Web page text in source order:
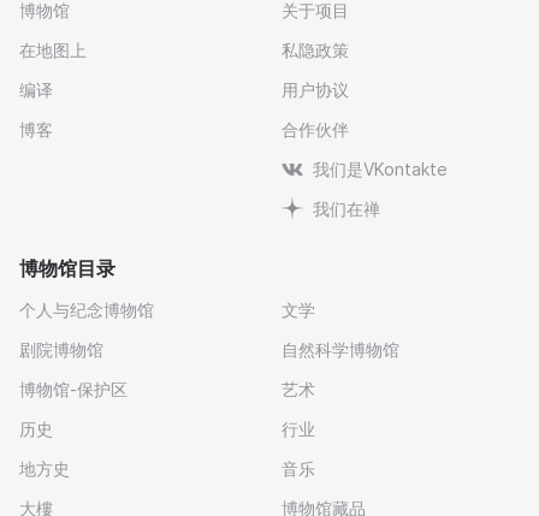
博物馆
在地图上
编译
博客
关于项目
私隐政策
用户协议
合作伙伴
我们是VKontakte
我们在禅
博物馆目录
个人与纪念博物馆
剧院博物馆
博物馆-保护区
历史
地方史
大樓
文学
自然科学博物馆
艺术
行业
音乐
博物馆藏品